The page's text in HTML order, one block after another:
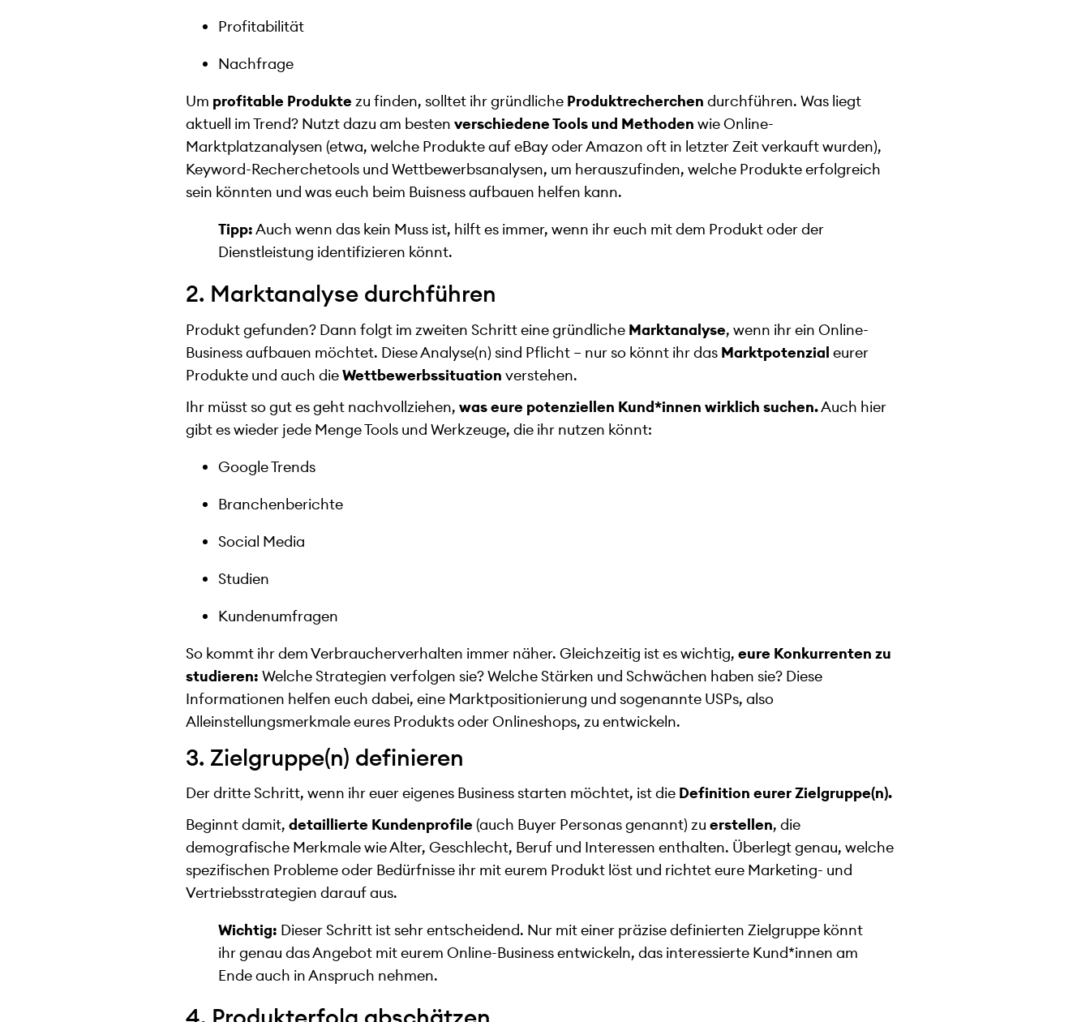
Profitabilität
Nachfrage
Um profitable Produktezu finden, solltet ihr gründliche Produktrecherchen durchführen. Was liegt
aktuell im Trend? Nutzt dazu am bestenverschiedene Tools und Methoden wie Online-
Marktplatzanalysen (etwa, welche Produkte auf eBay oder Amazon oft in letzter Zeit verkauft wurden),
Keyword-Recherchetools und Wettbewerbsanalysen, um herauszufinden, welche Produkte erfolgreich
sein könnten und was euch beim Buisness aufbauen helfen kann.
Tipp:Auch wenn das kein Muss ist, hilft es immer, wenn ihr euch mit dem Produkt oder der
Dienstleistung identifizieren könnt.
2. Marktanalyse durchführen
Produkt gefunden? Dann folgt im zweiten Schritt eine gründliche Marktanalyse, wenn ihr ein Online-
Business aufbauen möchtet. Diese Analyse(n) sind Pflicht – nur so könnt ihr das Marktpotenzial eurer
Produkte und auch dieWettbewerbssituation verstehen.
Ihr müsst so gut es geht nachvollziehen,was eure potenziellen Kund*innen wirklich suchen.Auch hier
gibt es wieder jede Menge Tools und Werkzeuge, die ihr nutzen könnt:
Google Trends
Branchenberichte
Social Media
Studien
Kundenumfragen
So kommt ihr dem Verbraucherverhalten immer näher. Gleichzeitig ist es wichtig,eure Konkurrenten zu
studieren: Welche Strategien verfolgen sie? Welche Stärken und Schwächen haben sie? Diese
Informationen helfen euch dabei, eine Marktpositionierung und sogenannte USPs, also
Alleinstellungsmerkmale eures Produkts oder Onlineshops, zu entwickeln.
3. Zielgruppe(n) definieren
Der dritte Schritt, wenn ihr euer eigenes Business starten möchtet, ist die Definition eurer Zielgruppe(n).
Beginnt damit,detaillierte Kundenprofile(auch Buyer Personas genannt) zuerstellen, die
demografische Merkmale wie Alter, Geschlecht, Beruf und Interessen enthalten. Überlegt genau, welche
spezifischen Probleme oder Bedürfnisse ihr mit eurem Produkt löst und richtet eure Marketing- und
Vertriebsstrategien darauf aus.
Wichtig: Dieser Schritt ist sehr entscheidend. Nur mit einer präzise definierten Zielgruppe könnt
ihr genau das Angebot mit eurem Online-Business entwickeln, das interessierte Kund*innen am
Ende auch in Anspruch nehmen.